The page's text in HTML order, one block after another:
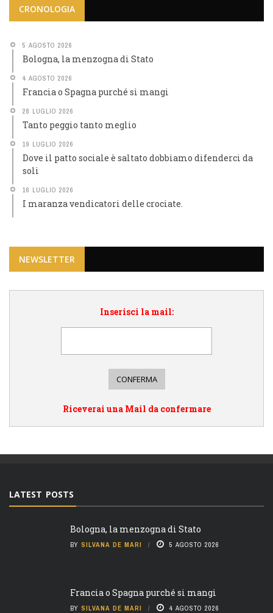
CRONOLOGIA
5 AGOSTO 2026
Bologna, la menzogna di Stato
4 AGOSTO 2026
Francia o Spagna purché si mangi
28 LUGLIO 2026
Tanto peggio tanto meglio
19 LUGLIO 2026
Dove il patto sociale è saltato dobbiamo difenderci da
soli
16 LUGLIO 2026
I maranza vendicatori delle crociate.
NEWSLETTER
Inserisci la mail:
Riceverai una Mail da confermare
LATEST POSTS
Bologna, la menzogna di Stato
BY SILVANA DE MARI 5 AGOSTO 2026
Francia o Spagna purché si mangi
BY SILVANA DE MARI 4 AGOSTO 2026